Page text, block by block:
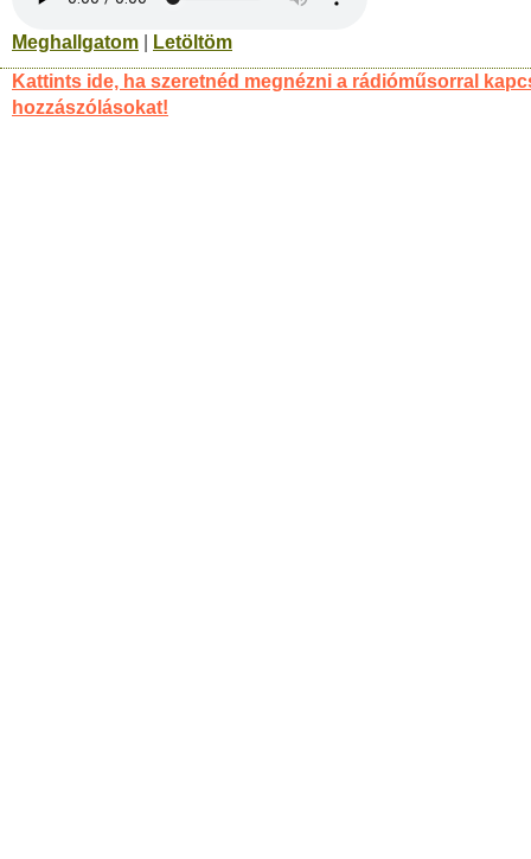
Meghallgatom
Letöltöm
Kattints ide, ha szeretnéd megnézni a rádióműsorral
hozzászólásokat!